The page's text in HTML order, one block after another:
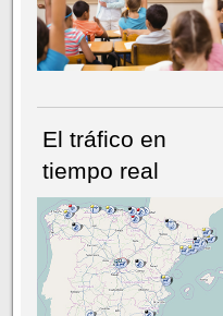
NÚMERO ACTUALHEMEROTECA
El tráfico en
tiempo real